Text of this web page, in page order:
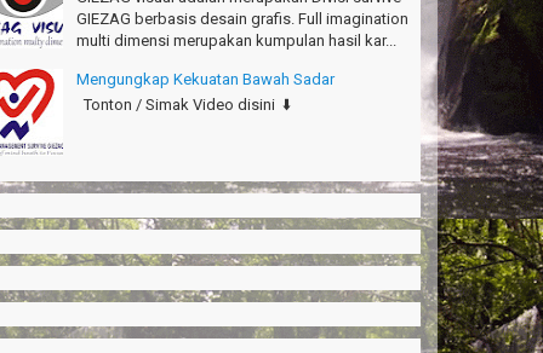
GIEZAG berbasis desain grafis. Full imagination
multi dimensi merupakan kumpulan hasil kar...
Mengungkap Kekuatan Bawah Sadar
Tonton / Simak Video disini ⬇️